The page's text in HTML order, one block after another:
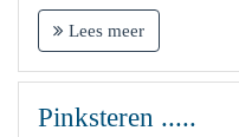
Lees meer
Pinksteren .....